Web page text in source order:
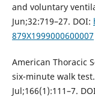
and voluntary
Jun;32:719–27. DOI:
879X1999000600007
American Thoracic
six-minute walk
Jul;166(1):111–7.